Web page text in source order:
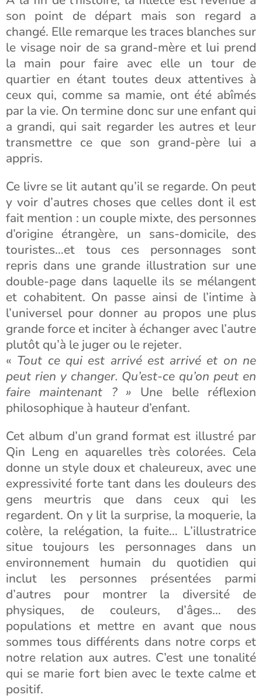
son point de départ mais son regard a
changé. Elle remarque les traces blanches sur
le visage noir de sa grand-mère et lui prend
la main pour faire avec elle un tour de
quartier en étant toutes deux attentives à
ceux qui, comme sa mamie, ont été abîmés
par la vie. On termine donc sur une enfant qui
a grandi, qui sait regarder les autres et leur
transmettre ce que son grand-père lui a
appris.
Ce livre se lit autant qu’il se regarde. On peut
y voir d’autres choses que celles dont il est
fait mention : un couple mixte, des personnes
d’origine étrangère, un sans-domicile, des
touristes…et tous ces personnages sont
repris dans une grande illustration sur une
double-page dans laquelle ils se mélangent
et cohabitent. On passe ainsi de l’intime à
l’universel pour donner au propos une plus
grande force et inciter à échanger avec l’autre
plutôt qu’à le juger ou le rejeter.
« Tout ce qui est arrivé est arrivé et on ne
peut rien y changer. Qu’est-ce qu’on peut en
faire maintenant ? » Une belle réflexion
philosophique à hauteur d’enfant.
Cet album d’un grand format est illustré par
Qin Leng en aquarelles très colorées. Cela
donne un style doux et chaleureux, avec une
expressivité forte tant dans les douleurs des
gens meurtris que dans ceux qui les
regardent. On y lit la surprise, la moquerie, la
colère, la relégation, la fuite… L’illustratrice
situe toujours les personnages dans un
environnement humain du quotidien qui
inclut les personnes présentées parmi
d’autres pour montrer la diversité de
physiques, de couleurs, d’âges… des
populations et mettre en avant que nous
sommes tous différents dans notre corps et
notre relation aux autres. C’est une tonalité
qui se marie fort bien avec le texte calme et
positif.